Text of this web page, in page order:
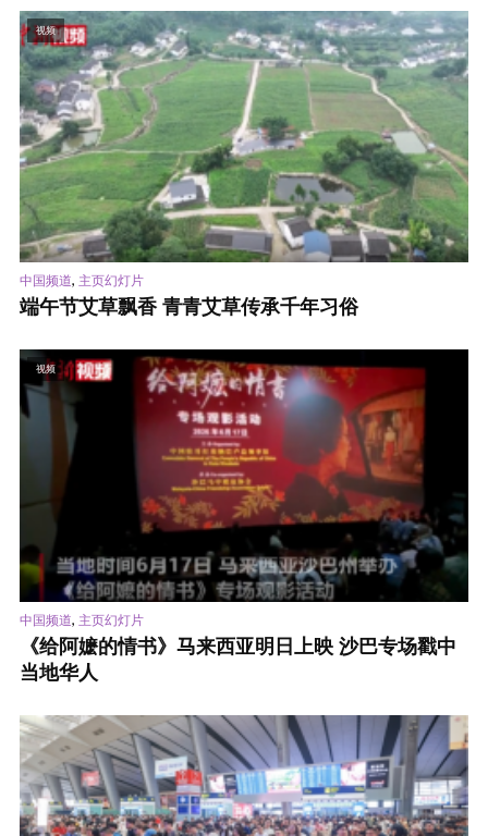
视频
中国频道, 主页幻灯片
端午节艾草飘香 青青艾草传承千年习俗
视频
中国频道, 主页幻灯片
《给阿嬷的情书》马来西亚明日上映 沙巴专场戳中
当地华人